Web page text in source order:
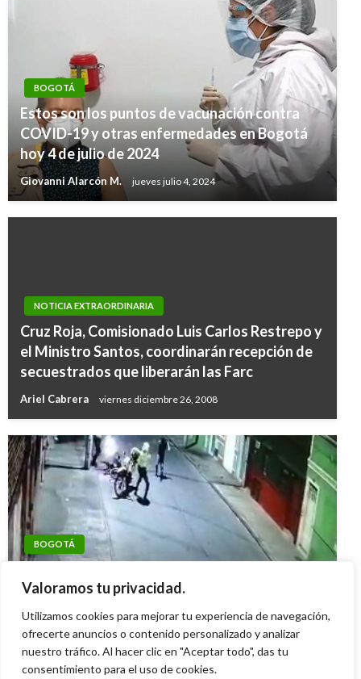
Valoramos tu privacidad.
Utilizamos cookies para mejorar tu experiencia de navegación,
ofrecerte anuncios o contenido personalizado y analizar
nuestro tráfico. Al hacer clic en "Aceptar todo", das tu
consentimiento para el uso de cookies.
BOGOTÁ
Estos son los puntos de vacunación contra
COVID-19 y otras enfermedades en Bogotá
hoy 4 de julio de 2024
Giovanni Alarcón M. jueves julio 4, 2024
NOTICIA EXTRAORDINARIA
Cruz Roja, Comisionado Luis Carlos Restrepo y
el Ministro Santos, coordinarán recepción de
secuestrados que liberarán las Farc
Ariel Cabrera viernes diciembre 26, 2008
BOGOTÁ
balacera en el barrio Inglés
Iván Briceño viernes abril 3, 2020
NOTICIA EXTRAORDINARIA
EE.UU. expresa interés en apoyar
Ariel Cabrera sábado febrero 11, 2017